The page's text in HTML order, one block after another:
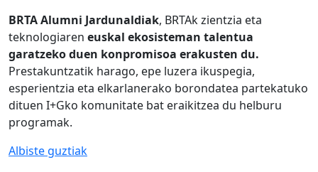
BRTA Alumni Jardunaldiak, BRTAk zientzia eta
teknologiaren euskal ekosisteman talentua
garatzeko duen konpromisoa erakusten du.
Prestakuntzatik harago, epe luzera ikuspegia,
esperientzia eta elkarlanerako borondatea partekatuko
dituen I+Gko komunitate bat eraikitzea du helburu
programak.
Albiste guztiak